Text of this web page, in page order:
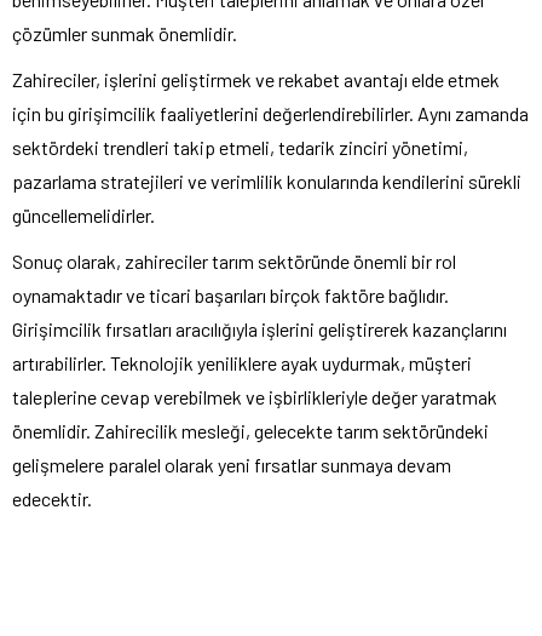
çözümler sunmak önemlidir.
Zahireciler, işlerini geliştirmek ve rekabet avantajı elde etmek
için bu girişimcilik faaliyetlerini değerlendirebilirler. Aynı zamanda
sektördeki trendleri takip etmeli, tedarik zinciri yönetimi,
pazarlama stratejileri ve verimlilik konularında kendilerini sürekli
güncellemelidirler.
Sonuç olarak, zahireciler tarım sektöründe önemli bir rol
oynamaktadır ve ticari başarıları birçok faktöre bağlıdır.
Girişimcilik fırsatları aracılığıyla işlerini geliştirerek kazançlarını
artırabilirler. Teknolojik yeniliklere ayak uydurmak, müşteri
taleplerine cevap verebilmek ve işbirlikleriyle değer yaratmak
önemlidir. Zahirecilik mesleği, gelecekte tarım sektöründeki
gelişmelere paralel olarak yeni fırsatlar sunmaya devam
edecektir.